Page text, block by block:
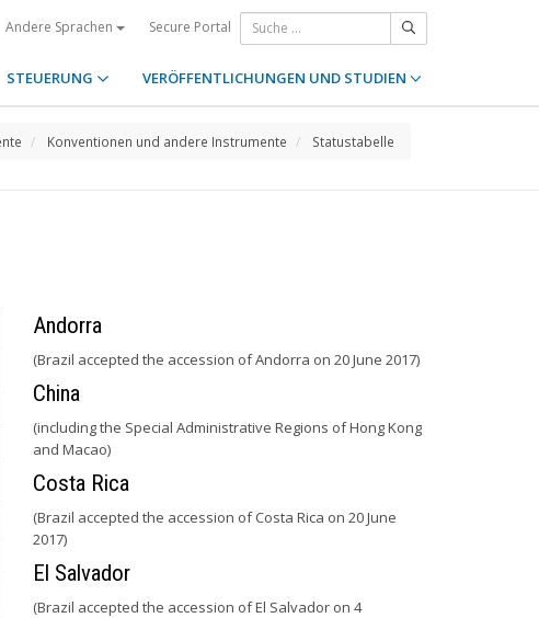
Andere Sprachen Secure Portal
STEUERUNG VERÖFFENTLICHUNGEN UND STUDIEN
Konventionen und andere Instrumente Statustabelle
Andorra
(Brazil accepted the accession of Andorra on 20 June 2017)
China
(including the Special Administrative Regions of Hong Kong
and Macao)
Costa Rica
(Brazil accepted the accession of Costa Rica on 20 June
2017)
El Salvador
(Brazil accepted the accession of El Salvador on 4